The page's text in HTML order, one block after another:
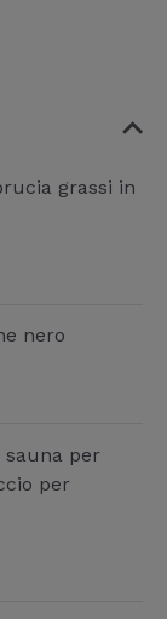
grassi in
nero
sauna per
per